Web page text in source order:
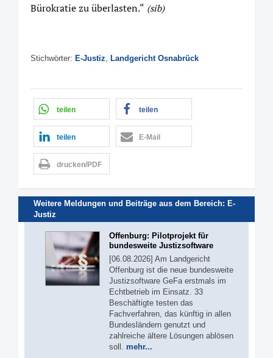
Bürokratie zu überlasten.“ (sib)
Stichwörter: E-Justiz Landgericht Osnabrück
teilen teilen
teilen E-Mail
drucken/PDF
Weitere Meldungen und Beiträge aus dem Bereich: E-
Justiz
Offenburg: Pilotprojekt für
bundesweite Justizsoftware
[06.08.2026] Am Landgericht
Offenburg ist die neue bundesweite
Justizsoftware GeFa erstmals im
Echtbetrieb im Einsatz. 33
Beschäftigte testen das
Fachverfahren, das künftig in allen
Bundesländern genutzt und
zahlreiche ältere Lösungen ablösen
soll. mehr...